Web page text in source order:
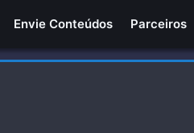
Envie Conteúdos Parceiros